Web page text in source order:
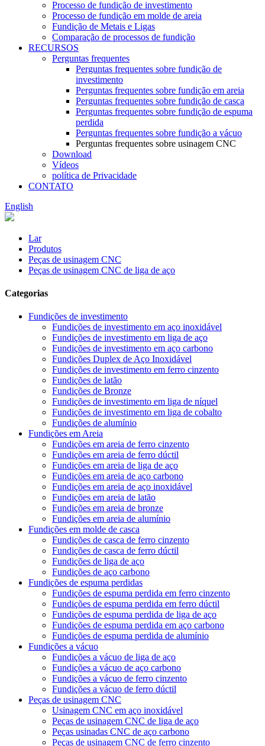
Processo de fundição de investimento
Processo de fundição em molde de areia
Fundição de Metais e Ligas
Comparação de processos de fundição
RECURSOS
Perguntas frequentes
Perguntas frequentes sobre fundição de
investimento
Perguntas frequentes sobre fundição em areia
Perguntas frequentes sobre fundição de casca
Perguntas frequentes sobre fundição de espuma
perdida
Perguntas frequentes sobre fundição a vácuo
Perguntas frequentes sobre usinagem CNC
Download
Vídeos
política de Privacidade
CONTATO
English
Lar
Produtos
Peças de usinagem CNC
Peças de usinagem CNC de liga de aço
Categorias
Fundições de investimento
Fundições de investimento em aço inoxidável
Fundições de investimento em liga de aço
Fundições de investimento em aço carbono
Fundições Duplex de Aço Inoxidável
Fundições de investimento em ferro cinzento
Fundições de latão
Fundições de Bronze
Fundições de investimento em liga de níquel
Fundições de investimento em liga de cobalto
Fundições de alumínio
Fundições em Areia
Fundições em areia de ferro cinzento
Fundições em areia de ferro dúctil
Fundições em areia de liga de aço
Fundições em areia de aço carbono
Fundições em areia de aço inoxidável
Fundições em areia de latão
Fundições em areia de bronze
Fundições em areia de alumínio
Fundições em molde de casca
Fundições de casca de ferro cinzento
Fundições de casca de ferro dúctil
Fundições de liga de aço
Fundições de aço carbono
Fundições de espuma perdidas
Fundições de espuma perdida em ferro cinzento
Fundições de espuma perdida em ferro dúctil
Fundições de espuma perdida de liga de aço
Fundições de espuma perdida em aço carbono
Fundições de espuma perdida de alumínio
Fundições a vácuo
Fundições a vácuo de liga de aço
Fundições a vácuo de aço carbono
Fundições a vácuo de ferro cinzento
Fundições a vácuo de ferro dúctil
Peças de usinagem CNC
Usinagem CNC em aço inoxidável
Peças de usinagem CNC de liga de aço
Peças usinadas CNC de aço carbono
Peças de usinagem CNC de ferro cinzento